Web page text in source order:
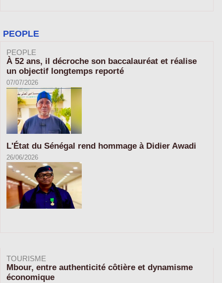
PEOPLE
PEOPLE
À 52 ans, il décroche son baccalauréat et réalise
un objectif longtemps reporté
07/07/2026
L'État du Sénégal rend hommage à Didier Awadi
26/06/2026
TOURISME
Mbour, entre authenticité côtière et dynamisme
économique